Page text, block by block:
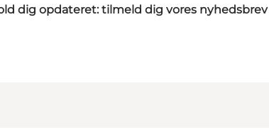
dig opdateret: tilmeld dig vores nyhedsbrev